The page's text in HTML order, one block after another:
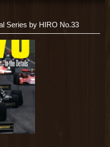
Series by HIRO No.33